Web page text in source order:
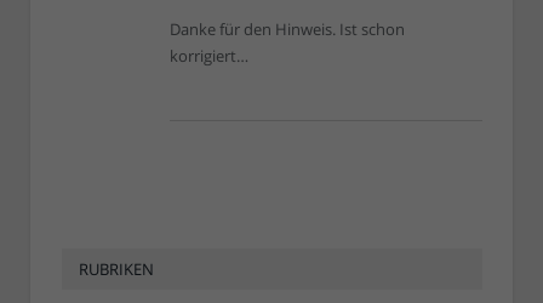
Danke für den Hinweis. Ist schon
korrigiert…
RUBRIKEN